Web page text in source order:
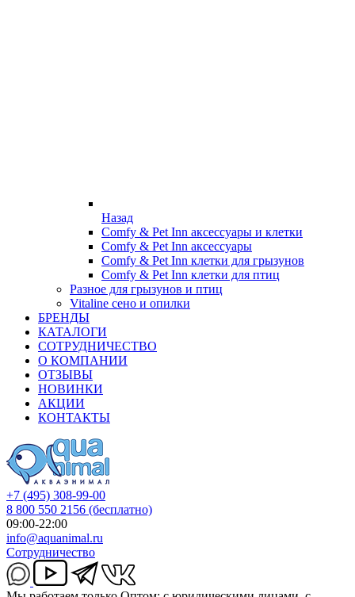
Назад
Comfy & Pet Inn аксессуары и клетки
Comfy & Pet Inn аксессуары
Comfy & Pet Inn клетки для грызунов
Comfy & Pet Inn клетки для птиц
Разное для грызунов и птиц
Vitaline сено и опилки
БРЕНДЫ
КАТАЛОГИ
СОТРУДНИЧЕСТВО
О КОМПАНИИ
ОТЗЫВЫ
НОВИНКИ
АКЦИИ
КОНТАКТЫ
+7 (495) 308-99-00
8 800 550 2156 (бесплатно)
09:00-22:00
info@aquanimal.ru
Сотрудничество